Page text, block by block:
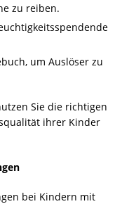
zu reiben.
um Auslöser zu
Sie die richtigen
ihrer Kinder
bei Kindern mit